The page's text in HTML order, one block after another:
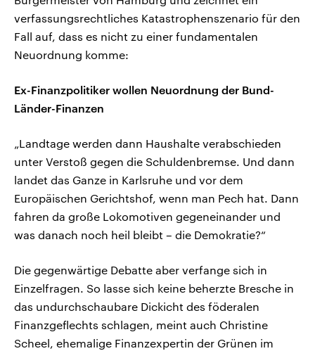
verfassungsrechtliches Katastrophenszenario für den
Fall auf, dass es nicht zu einer fundamentalen
Neuordnung komme:
Ex-Finanzpolitiker wollen Neuordnung der Bund-
Länder-Finanzen
„Landtage werden dann Haushalte verabschieden
unter Verstoß gegen die Schuldenbremse. Und dann
landet das Ganze in Karlsruhe und vor dem
Europäischen Gerichtshof, wenn man Pech hat. Dann
fahren da große Lokomotiven gegeneinander und
was danach noch heil bleibt – die Demokratie?“
Die gegenwärtige Debatte aber verfange sich in
Einzelfragen. So lasse sich keine beherzte Bresche in
das undurchschaubare Dickicht des föderalen
Finanzgeflechts schlagen, meint auch Christine
Scheel, ehemalige Finanzexpertin der Grünen im